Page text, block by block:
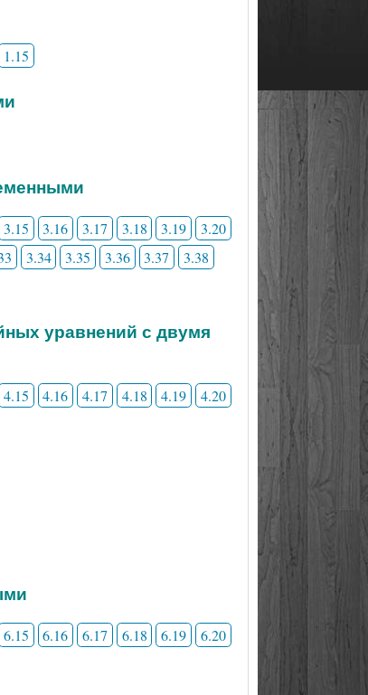
1.15
3.15 3.16 3.17 3.18 3.19
3.20
3.34 3.35 3.36 3.37
3.38
уравнений с двумя
4.15 4.16 4.17 4.18 4.19
4.20
6.15 6.16 6.17 6.18 6.19
6.20